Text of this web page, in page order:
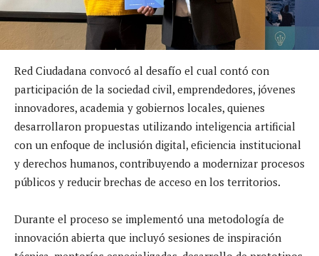
Red Ciudadana convocó al desafío el cual contó con
participación de la sociedad civil, emprendedores, jóvenes
innovadores, academia y gobiernos locales, quienes
desarrollaron propuestas utilizando inteligencia artificial
con un enfoque de inclusión digital, eficiencia institucional
y derechos humanos, contribuyendo a modernizar procesos
públicos y reducir brechas de acceso en los territorios.
Durante el proceso se implementó una metodología de
innovación abierta que incluyó sesiones de inspiración